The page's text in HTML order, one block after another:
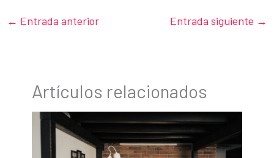
← Entrada anterior Entrada siguiente →
Artículos relacionados